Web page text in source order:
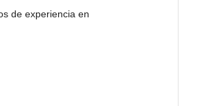
de experiencia en